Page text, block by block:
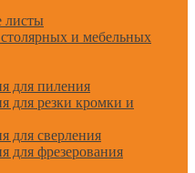
листы
и мебельных
для пиления
для резки кромки и
для сверления
для фрезерования